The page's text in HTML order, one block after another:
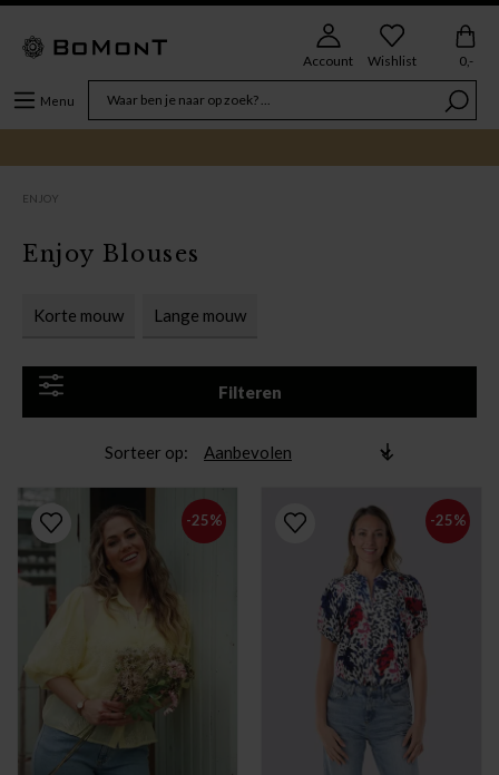
Menu
Account Wishlist 0,-
ENJOY
Korte mouw Lange mouw
Filteren
Enjoy Blouses
Sorteer op
-25% -25%